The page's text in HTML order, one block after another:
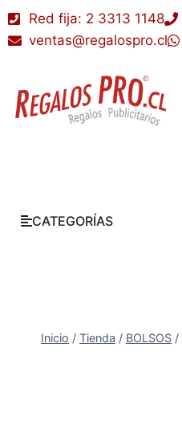
Red fija: 2 3313 1148
ventas@regalospro.cl
CATEGORÍAS
Inicio / Tienda / BOLSOS /